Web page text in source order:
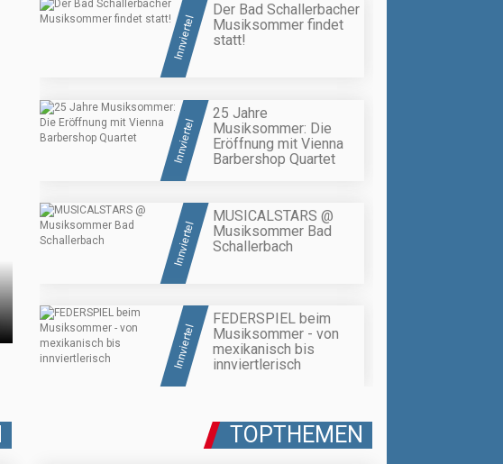
Innviertel
Der Bad Schallerbacher
Musiksommer findet
statt!
Innviertel
25 Jahre
Musiksommer: Die
Eröffnung mit Vienna
Barbershop Quartet
Innviertel
MUSICALSTARS @
Musiksommer Bad
Schallerbach
Innviertel
FEDERSPIEL beim
Musiksommer - von
mexikanisch bis
innviertlerisch
TOPTHEMEN